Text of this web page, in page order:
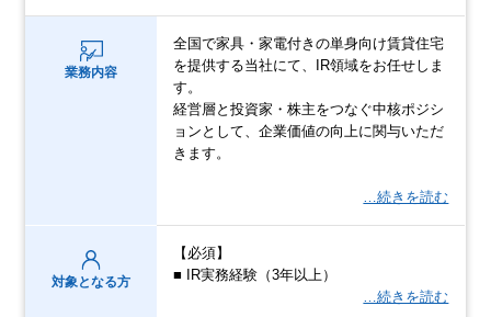
業務内容
全国で家具・家電付きの単身向け賃貸住宅
を提供する当社にて、IR領域をお任せしま
す。
経営層と投資家・株主をつなぐ中核ポジシ
ョンとして、企業価値の向上に関与いただ
きます。
…続きを読む
対象となる方
【必須】
■ IR実務経験（3年以上）
…続きを読む